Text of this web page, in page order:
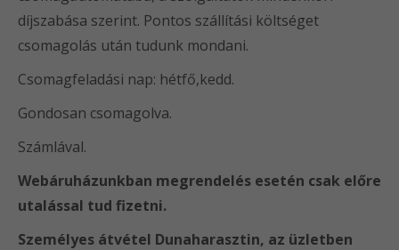
díjszabása szerint. Pontos szállítási költséget
csomagolás után tudunk mondani.
Csomagfeladási nap: hétfő,kedd.
Gondosan csomagolva.
Számlával.
Webáruházunkban megrendelés esetén csak előre
utalással tud fizetni.
Személyes átvétel Dunaharasztin, az üzletben